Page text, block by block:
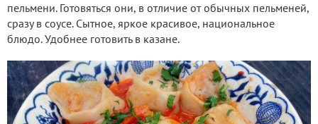
пельмени. Готовяться они, в отличие от обычных пельменей,
сразу в соусе. Сытное, яркое красивое, национальное
блюдо. Удобнее готовить в казане.